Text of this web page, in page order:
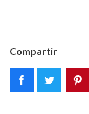
Compartir